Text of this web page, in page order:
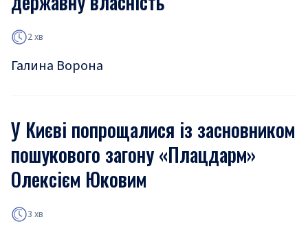
2 хв
Галина Ворона
У Києві попрощалися із засновником
пошукового загону «Плацдарм»
Олексієм Юковим
3 хв